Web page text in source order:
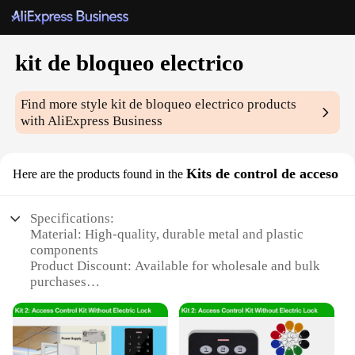
kit de bloqueo electrico
Find more stylekit de bloqueo electrico products
with AliExpress Business
Here are the products found in the Kits de control de acceso
Specifications:
Material: High-quality, durable metal and plastic
components
Product Discount: Available for wholesale and bulk
purchases
control
Design and Style: Sleek, modern design with easy
installation